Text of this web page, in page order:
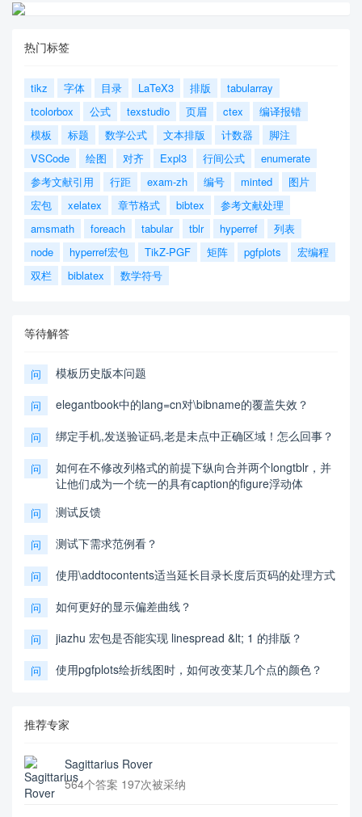
热门标签
tikz 字体 目录 LaTeX3 排版
tabularray
tcolorbox
公式 texstudio 页眉 ctex
编译报错
模板
标题 数学公式 文本排版 计数器
脚注
VSCode
绘图 对齐 Expl3 行间公式
enumerate
参考文献引用
行距 exam-zh 编号 minted
图片
宏包
xelatex 章节格式 bibtex
参考文献处理
amsmath
foreach tabular tblr hyperref
列表
node
hyperref宏包 TikZ-PGF 矩阵 pgfplots
宏编程
双栏
biblatex 数学符号
等待解答
问 模板历史版本问题
问 elegantbook中的lang=cn对\bibname的覆盖失效？
问 绑定手机,发送验证码,老是未点中正确区域！怎么回事？
问
如何在不修改列格式的前提下纵向合并两个longtblr，并
让他们成为一个统一的具有caption的figure浮动体
问 测试反馈
问 测试下需求范例看？
问 使用\addtocontents适当延长目录长度后页码的处理方式
问 如何更好的显示偏差曲线？
问 jiazhu 宏包是否能实现 linespread &lt; 1 的排版？
问 使用pgfplots绘折线图时，如何改变某几个点的颜色？
推荐专家
Sagittarius Rover
564个答案 197次被采纳